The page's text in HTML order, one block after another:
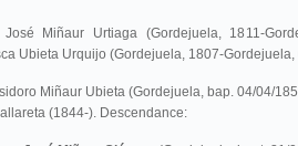
Miñaur Urtiaga (Gordejuela, 1811-
Ubieta Urquijo (Gordejuela, 1807-
Miñaur Ubieta (Gordejuela, bap. 04/04/
(1844-). Descendance: